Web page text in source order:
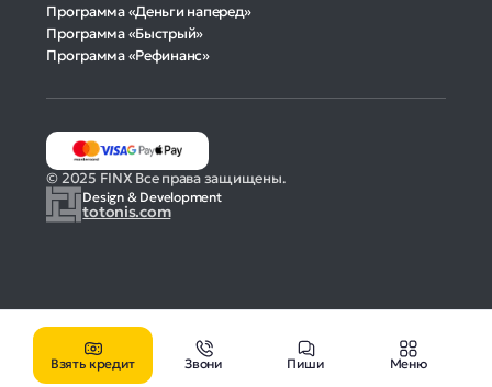
Программа «Деньги наперед»
Программа «Быстрый»
Программа «Рефинанс»
Design & Development
totonis.com
© 2025 FINX Все права защищены.
Взять кредит Звони Пиши Меню